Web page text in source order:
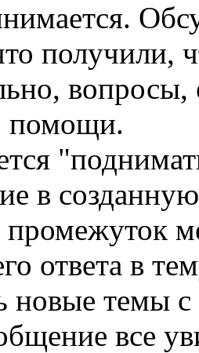
получили,
вопросы,
помощи.
в
промежуток
ответа в
новые темы
все